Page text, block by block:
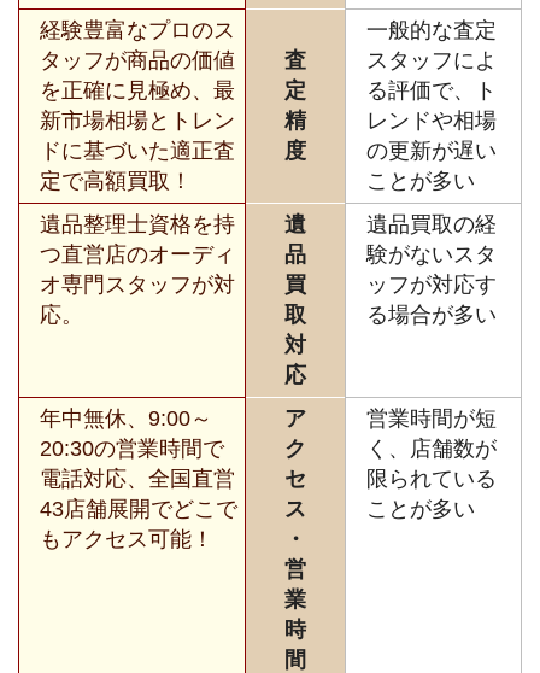
経験豊富なプロのス
タッフが商品の価値
を正確に見極め、最
新市場相場とトレン
ドに基づいた適正査
定で高額買取！
査
定
精
度
一般的な査定
スタッフによ
る評価で、ト
レンドや相場
の更新が遅い
ことが多い
遺品整理士資格を持
つ直営店のオーディ
オ専門スタッフが対
応。
遺
品
買
取
対
応
遺品買取の経
験がないスタ
ッフが対応す
る場合が多い
年中無休、9:00～
20:30の営業時間で
電話対応、全国直営
43店舗展開でどこで
もアクセス可能！
ア
ク
セ
ス
・
営
業
時
間
営業時間が短
く、店舗数が
限られている
ことが多い